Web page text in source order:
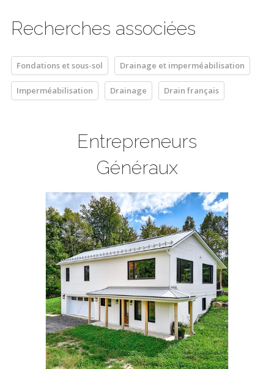
Recherches associées
Fondations et sous-sol Drainage et imperméabilisation
Imperméabilisation Drainage Drain français
Entrepreneurs
Généraux